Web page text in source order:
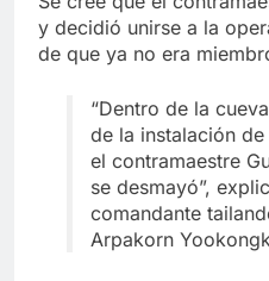
y decidió unirse a la
de que ya no era
“Dentro de la
de la instalación
el contramaestre
se desmayó”,
comandante
Arpakorn